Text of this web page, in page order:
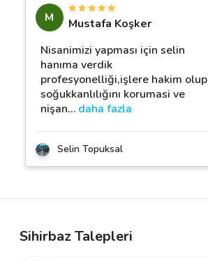
M
Mustafa Koşker
Nisanimizi yapması için selin
hanıma verdik
profesyonelliği,işlere hakim olup
soğukkanlılığını korumasi ve
nişan… daha fazla
Selin Topuksal
Sihirbaz Talepleri